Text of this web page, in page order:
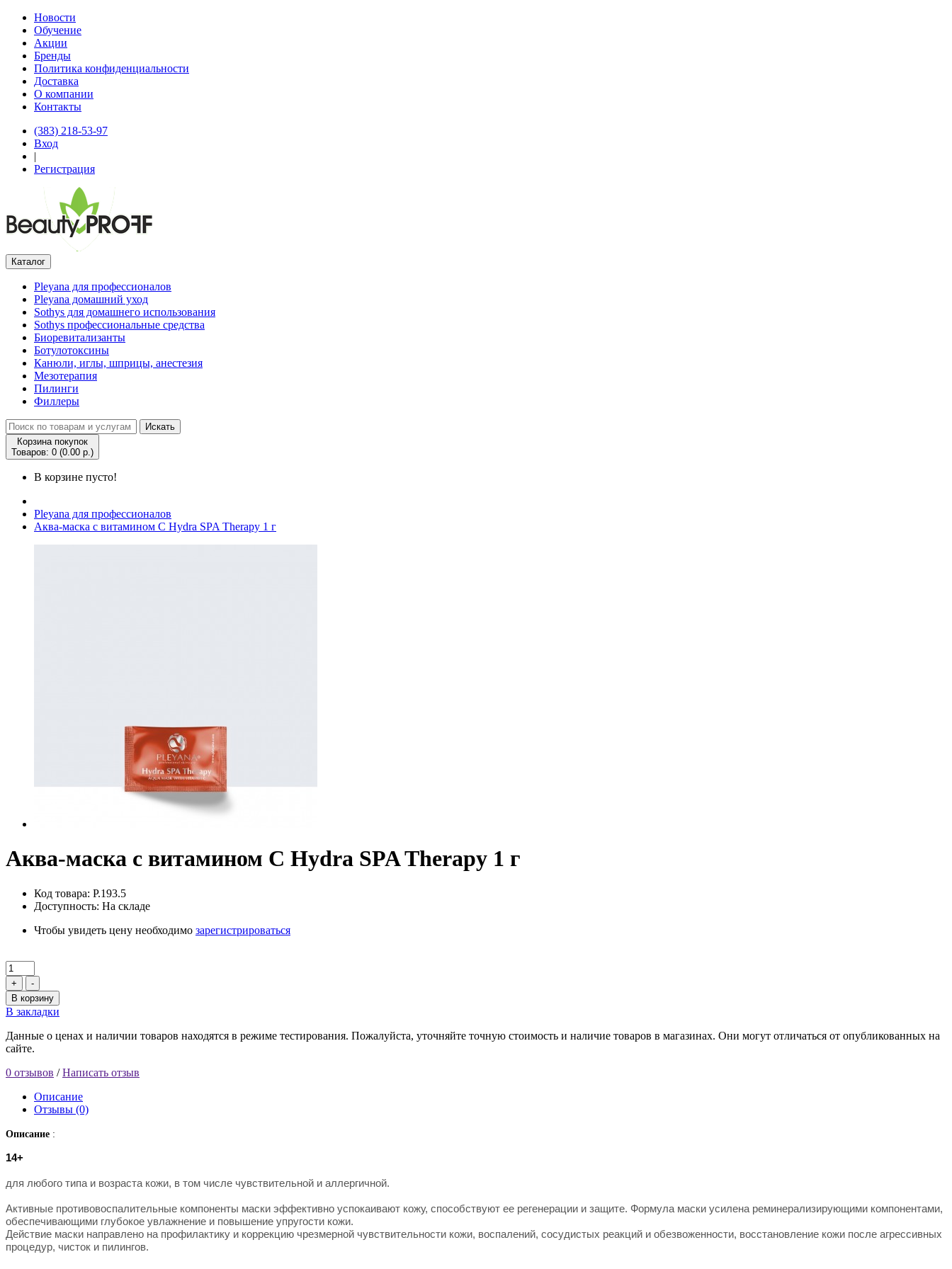
Новости
Обучение
Акции
Бренды
Политика конфиденциальности
Доставка
О компании
Контакты
(383) 218-53-97
Вход
|
Регистрация
Каталог
Pleyana для профессионалов
Pleyana домашний уход
Sothys для домашнего использования
Sothys профессиональные средства
Биоревитализанты
Ботулотоксины
Канюли, иглы, шприцы, анестезия
Мезотерапия
Пилинги
Филлеры
Искать
Корзина покупок
Товаров: 0 (0.00 р.)
В корзине пусто!
Pleyana для профессионалов
Аква-маска с витамином С Hydra SPA Therapy 1 г
Аква-маска с витамином С Hydra SPA Therapy 1 г
Код товара: P.193.5
Доступность: На складе
Чтобы увидеть цену необходимо зарегистрироваться
+
-
В корзину
В закладки
Данные о ценах и наличии товаров находятся в режиме тестирования. Пожалуйста, уточняйте точную стоимость и наличие товаров в магазинах. Они могут отличаться от опубликованных на
сайте.
0 отзывов /Написать отзыв
Описание
Отзывы (0)
Описание :
14+
для любого типа и возраста кожи, в том числе чувствительной и аллергичной.
Активные противовоспалительные компоненты маски эффективно успокаивают кожу, способствуют ее регенерации и защите. Формула маски усилена реминерализирующими компонентами,
обеспечивающими глубокое увлажнение и повышение упругости кожи.
Действие маски направлено на профилактику и коррекцию чрезмерной чувствительности кожи, воспалений, сосудистых реакций и обезвоженности, восстановление кожи после агрессивных
процедур, чисток и пилингов.